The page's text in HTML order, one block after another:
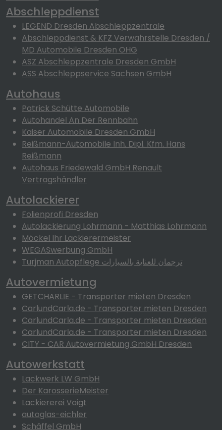
Abschleppdienst
LEGEND Dresden Abschleppzentrale
Abschleppdienst & KFZ Verwahrstelle Dresden /
MD Automobile Dresden OHG
ASZ Abschleppzentrale Dresden GmbH
ASS Abschleppservice Sachsen GmbH
Autohaus
Patrick Schütte Automobile
Autohandel An Der Rennbahn
Kaiser Automobile Dresden GmbH
Reißmann-Automobile Inh. Dipl. Kfm. Hans
Reißmann
Autohaus Friedewald GmbH Renault
Vertragshändler
Autolackierer
Folienprofi Dresden
Autolackierung Lohrmann - Matthias Lohrmann
Möckel Ihr Lackierermeister
WEGASwerbung GmbH
Turjman Autopflege ترجمان للعناية بالسيارات
Autovermietung
GETCHARLIE - Transporter mieten Dresden
CarlundCarla.de - Transporter mieten Dresden
CarlundCarla.de - Transporter mieten Dresden
CarlundCarla.de - Transporter mieten Dresden
CITY - CAR Autovermietung GmbH Dresden
Autowerkstatt
Lackwerk LW GmbH
Der KarosserieMeister
Lackiererei Voigt
autoglas-eichler
Schäffel GmbH